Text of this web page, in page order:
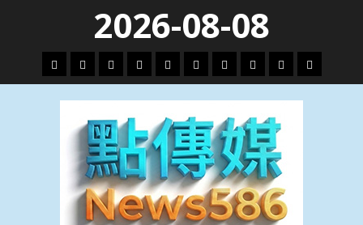
content
2026-08-08
頭
條
財
經
地
方.
會
文
教.
技
專
題
娛
樂
劇
政
治
國
際
運
動
生
活